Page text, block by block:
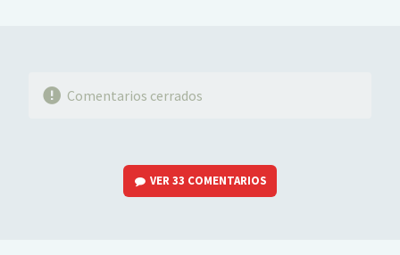
Comentarios cerrados
VER33 COMENTARIOS